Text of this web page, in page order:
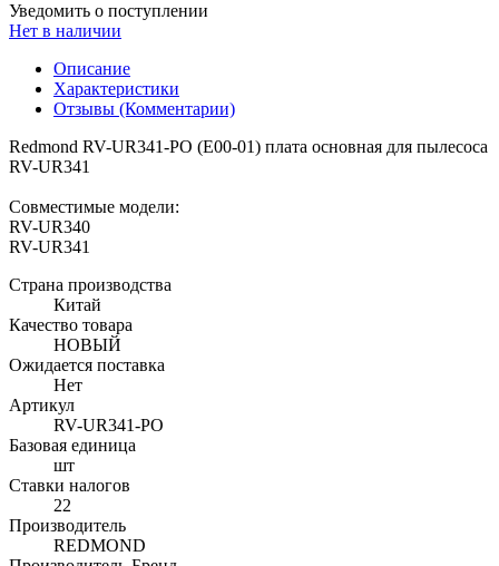
Уведомить о поступлении
Нет в наличии
Описание
Характеристики
Отзывы (Комментарии)
Redmond RV-UR341-PO (E00-01) плата основная для пылесоса
RV-UR341
Совместимые модели:
RV-UR340
RV-UR341
Страна производства
Китай
Качество товара
НОВЫЙ
Ожидается поставка
Нет
Артикул
RV-UR341-PO
Базовая единица
шт
Ставки налогов
22
Производитель
REDMOND